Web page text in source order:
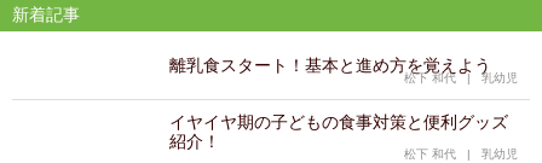
新着記事
離乳食スタート！基本と進め方を覚えよう
松下 和代 | 乳幼児
イヤイヤ期の子どもの食事対策と便利グッズ
紹介！
松下 和代 | 乳幼児